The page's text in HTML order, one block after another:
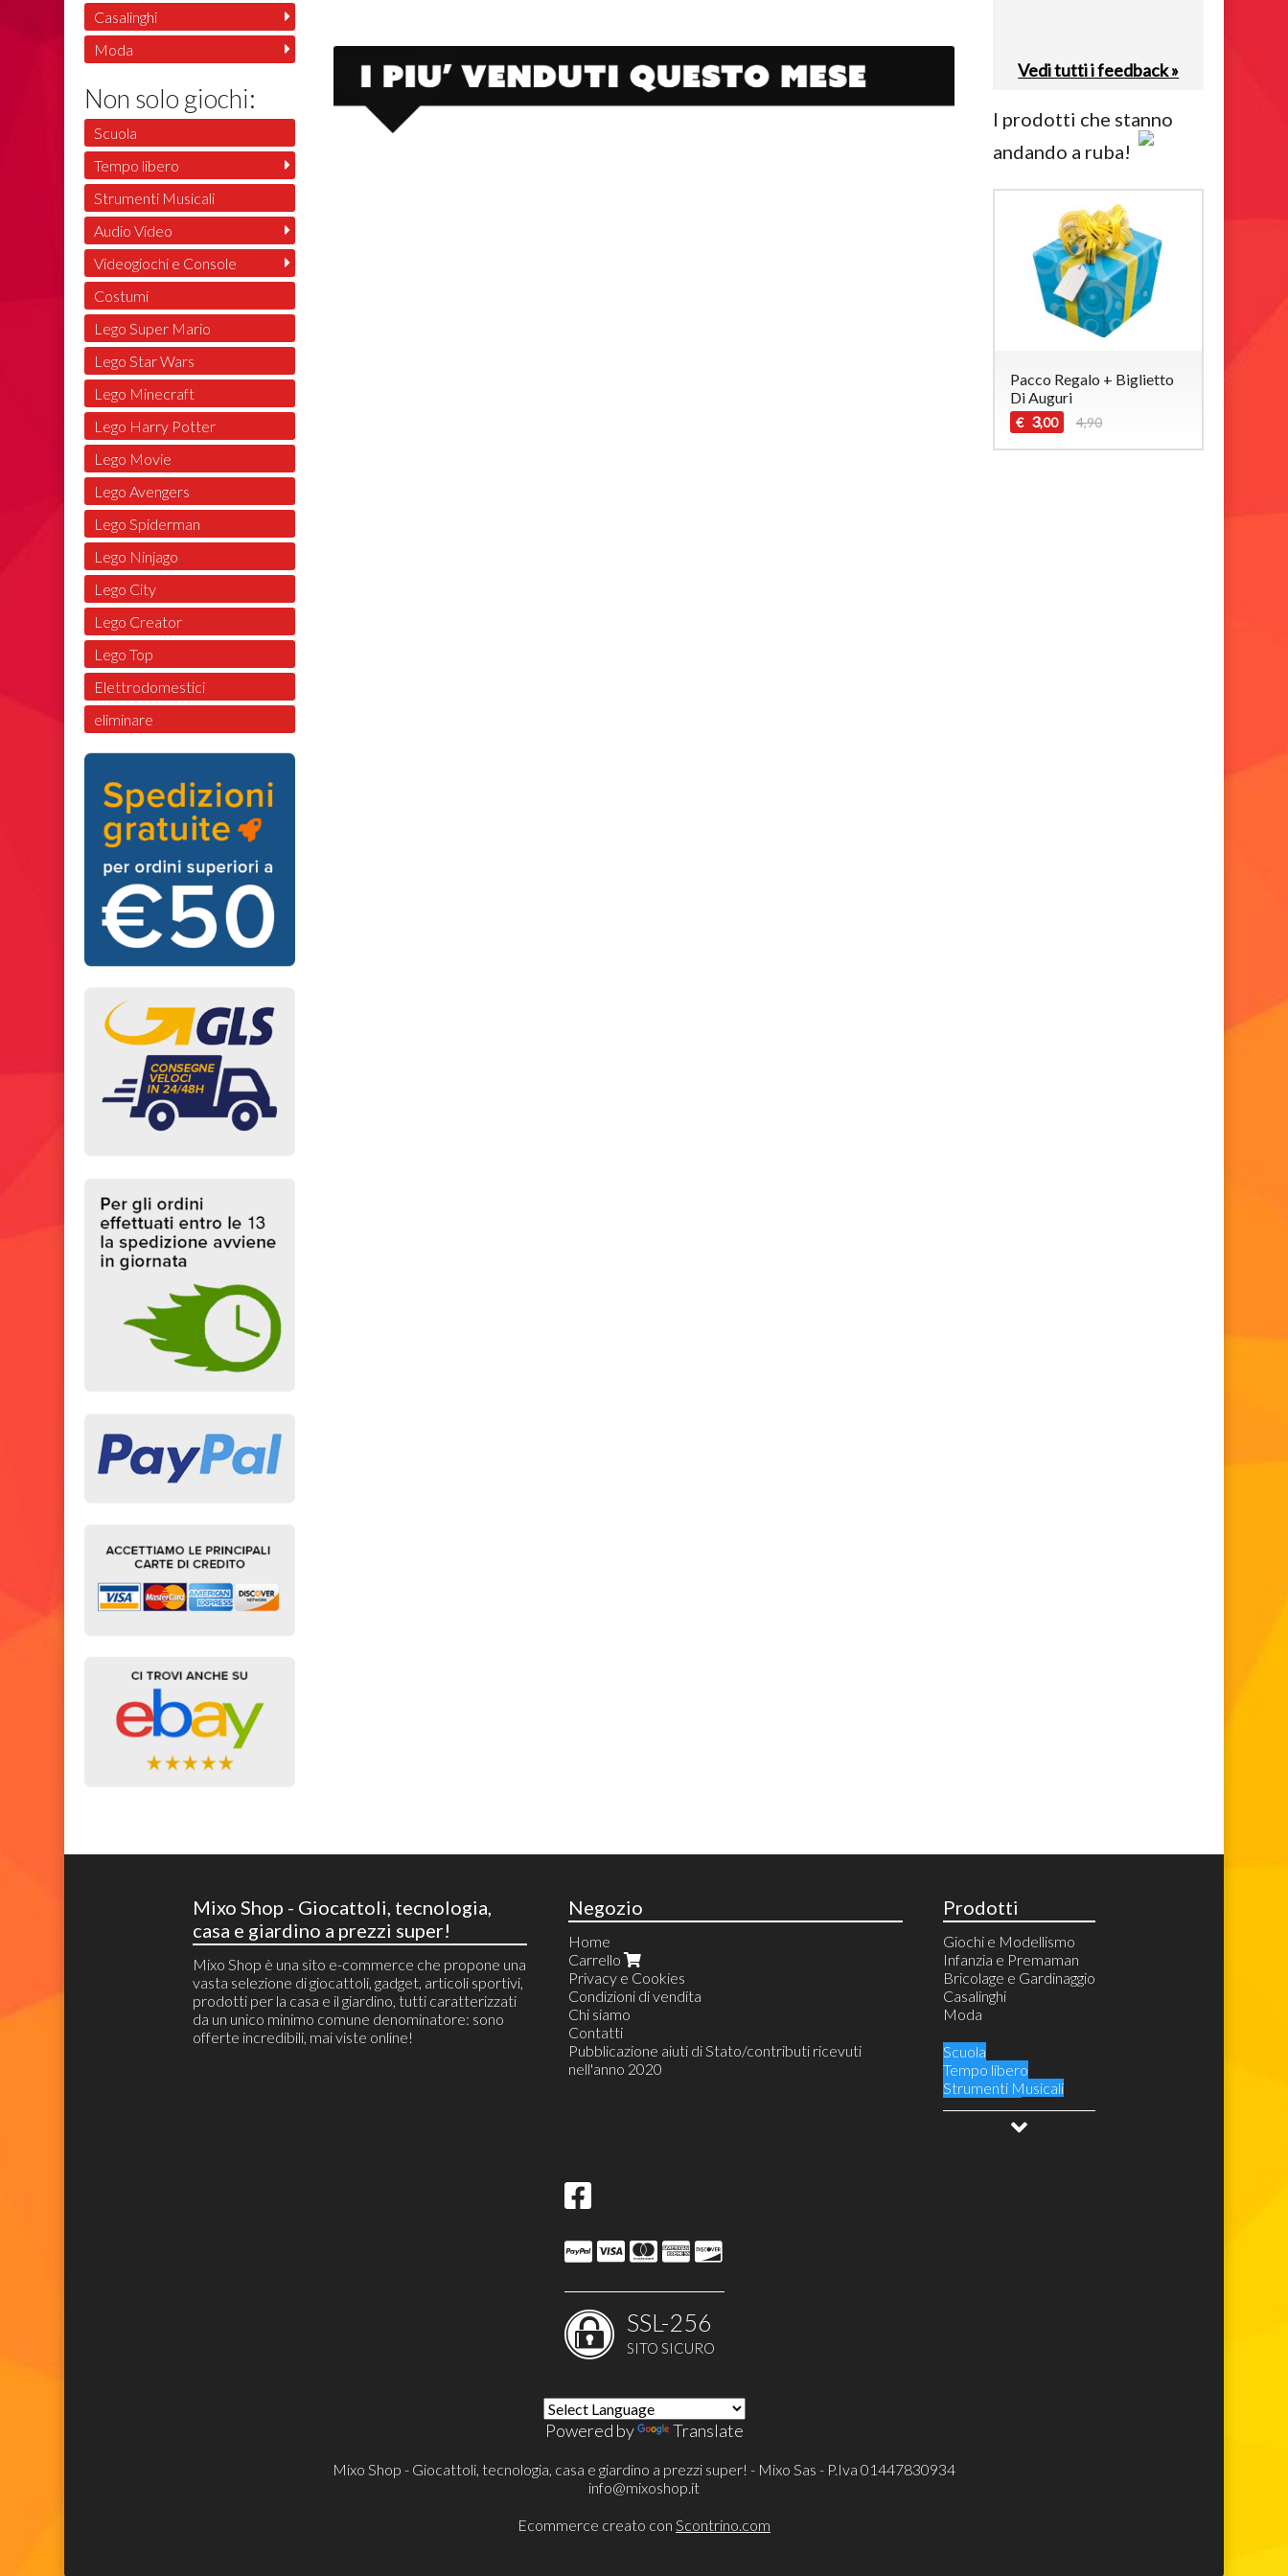
Casalinghi
Moda
Non solo giochi:
Scuola
Tempo libero
Strumenti Musicali
Audio Video
Videogiochi e Console
Costumi
Lego Super Mario
Lego Star Wars
Lego Minecraft
Lego Harry Potter
Lego Movie
Lego Avengers
Lego Spiderman
Lego Ninjago
Lego City
Lego Creator
Lego Top
Elettrodomestici
eliminare
Vedi tutti i feedback »
I prodotti che stanno
andando a ruba!
Pacco Regalo + Biglietto
Di Auguri
€ 3,00 4,90
Mixo Shop - Giocattoli, tecnologia,
casa e giardino a prezzi super!
Mixo Shop è una sito e-commerce che propone una
vasta selezione di giocattoli, gadget, articoli sportivi,
prodotti per la casa e il giardino, tutti caratterizzati
da un unico minimo comune denominatore: sono
offerte incredibili, mai viste online!
Negozio
Home
Carrello
Privacy e Cookies
Condizioni di vendita
Chi siamo
Contatti
Pubblicazione aiuti di Stato/contributi ricevuti
nell'anno 2020
Prodotti
Giochi e Modellismo
Infanzia e Premaman
Bricolage e Gardinaggio
Casalinghi
Moda
Scuola
Tempo libero
Strumenti Musicali
Videogiochi e Console
SSL-256
SITO SICURO
Powered by Translate
Mixo Shop - Giocattoli, tecnologia, casa e giardino a prezzi super! - Mixo Sas - P.Iva 01447830934
info@mixoshop.it
Ecommerce creato con Scontrino.com